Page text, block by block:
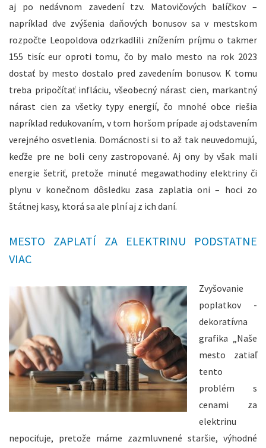
aj po nedávnom zavedení tzv. Matovičových balíčkov –
napríklad dve zvýšenia daňových bonusov sa v mestskom
rozpočte Leopoldova odzrkadlili znížením príjmu o takmer
155 tisíc eur oproti tomu, čo by malo mesto na rok 2023
dostať by mesto dostalo pred zavedením bonusov. K tomu
treba pripočítať infláciu, všeobecný nárast cien, markantný
nárast cien za všetky typy energií, čo mnohé obce riešia
napríklad redukovaním, v tom horšom prípade aj odstavením
verejného osvetlenia. Domácnosti si to až tak neuvedomujú,
keďže pre ne boli ceny zastropované. Aj ony by však mali
energie šetriť, pretože minuté megawathodiny elektriny či
plynu v konečnom dôsledku zasa zaplatia oni – hoci zo
štátnej kasy, ktorá sa ale plní aj z ich daní.
MESTO ZAPLATÍ ZA ELEKTRINU PODSTATNE
VIAC
Zvyšovanie
poplatkov -
dekoratívna
grafika „Naše
mesto zatiaľ
tento
problém s
cenami za
elektrinu
nepociťuje, pretože máme zazmluvnené staršie, výhodné